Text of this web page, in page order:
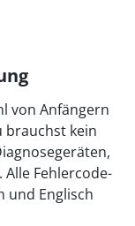
von Anfängern
brauchst kein
Fehlercode-
und Englisch